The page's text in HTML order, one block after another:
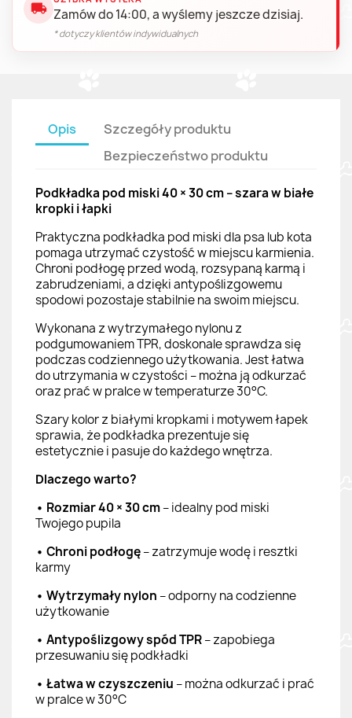
local_shipping Zamów do 14:00, a wyślemy jeszcze dzisiaj.
* dotyczy klientów indywidualnych
Opis
Szczegóły produktu
Bezpieczeństwo produktu
Podkładka pod miski 40 × 30 cm – szara w białe
kropki i łapki
Praktyczna podkładka pod miski dla psa lub kota
pomaga utrzymać czystość w miejscu karmienia.
Chroni podłogę przed wodą, rozsypaną karmą i
zabrudzeniami, a dzięki antypoślizgowemu
spodowi pozostaje stabilnie na swoim miejscu.
Wykonana z wytrzymałego nylonu z
podgumowaniem TPR, doskonale sprawdza się
podczas codziennego użytkowania. Jest łatwa
do utrzymania w czystości – można ją odkurzać
oraz prać w pralce w temperaturze 30°C.
Szary kolor z białymi kropkami i motywem łapek
sprawia, że podkładka prezentuje się
estetycznie i pasuje do każdego wnętrza.
Dlaczego warto?
• Rozmiar 40 × 30 cm– idealny pod miski
Twojego pupila
• Chroni podłogę– zatrzymuje wodę i resztki
karmy
• Wytrzymały nylon – odporny na codzienne
użytkowanie
• Antypoślizgowy spód TPR– zapobiega
przesuwaniu się podkładki
• Łatwa w czyszczeniu – można odkurzać i prać
w pralce w 30°C